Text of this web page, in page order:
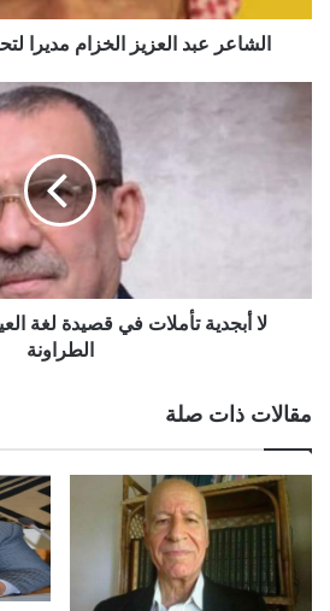
الشاعر عبد العزيز الخزام مديرا
لا أبجدية تأملات في قصيدة لغة
الطراونة
مقالات ذات صلة